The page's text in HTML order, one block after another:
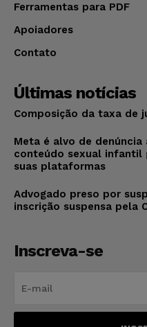
Ferramentas para PDF
Apoiadores
Contato
Últimas notícias
Composição da taxa de
Meta é alvo de denúncia
conteúdo sexual infantil
suas plataformas
Advogado preso por
inscrição suspensa pela
Inscreva-se